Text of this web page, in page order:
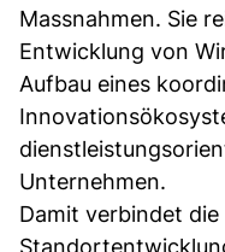
Massnahmen. Sie
Entwicklung von
Aufbau eines
Unternehmen.
Damit verbindet